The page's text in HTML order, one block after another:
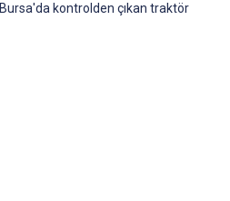
Bursa'da kontrolden çıkan traktör